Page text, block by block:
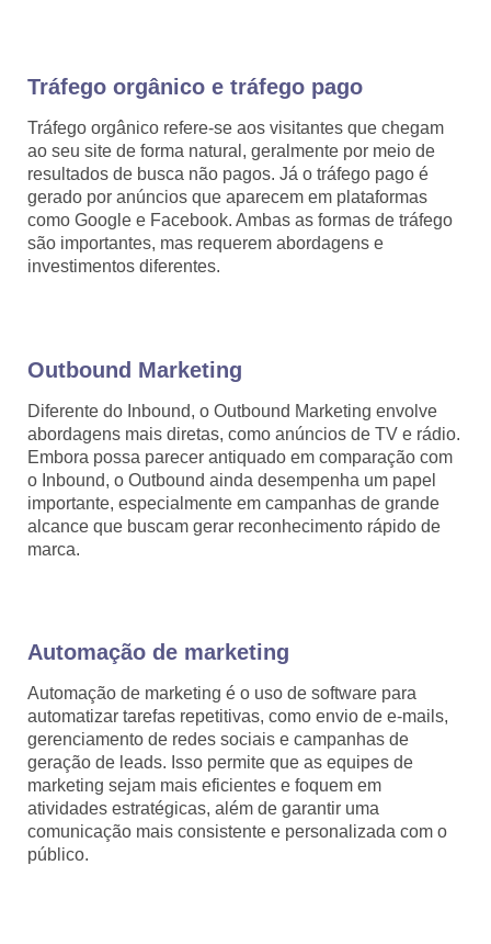
Tráfego orgânico e tráfego pago
Tráfego orgânico refere-se aos visitantes que chegam
ao seu site de forma natural, geralmente por meio de
resultados de busca não pagos. Já o tráfego pago é
gerado por anúncios que aparecem em plataformas
como Google e Facebook. Ambas as formas de tráfego
são importantes, mas requerem abordagens e
investimentos diferentes.
Outbound Marketing
Diferente do Inbound, o Outbound Marketing envolve
abordagens mais diretas, como anúncios de TV e rádio.
Embora possa parecer antiquado em comparação com
o Inbound, o Outbound ainda desempenha um papel
importante, especialmente em campanhas de grande
alcance que buscam gerar reconhecimento rápido de
marca.
Automação de marketing
Automação de marketing é o uso de software para
automatizar tarefas repetitivas, como envio de e-mails,
gerenciamento de redes sociais e campanhas de
geração de leads. Isso permite que as equipes de
marketing sejam mais eficientes e foquem em
atividades estratégicas, além de garantir uma
comunicação mais consistente e personalizada com o
público.